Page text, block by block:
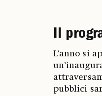
Il
L’anno si
pubblici